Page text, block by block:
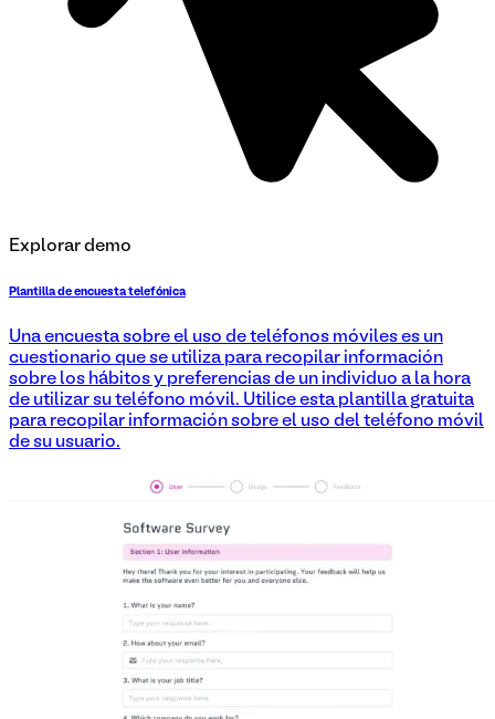
Explorar demo
Plantilla de encuesta telefónica
Una encuesta sobre el uso de teléfonos móviles es un
cuestionario que se utiliza para recopilar información
sobre los hábitos y preferencias de un individuo a la hora
de utilizar su teléfono móvil. Utilice esta plantilla gratuita
para recopilar información sobre el uso del teléfono móvil
de su usuario.